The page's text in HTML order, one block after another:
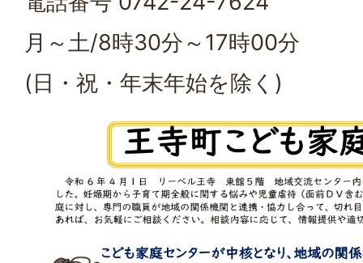
月～土/8時30分～17時00分
(日・祝・年末年始を除く)